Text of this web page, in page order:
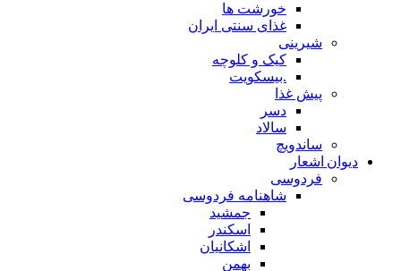
خورشت ها
غذای سنتی ایران
شیرینی
کیک و کلوچه
.بیسکویت
پیش غذا
دسر
سالاد
ساندویچ
دیوان اشعار
فردوسی
شاهنامه فردوسی
جمشید
اسکندر
اشکانیان
بهمن